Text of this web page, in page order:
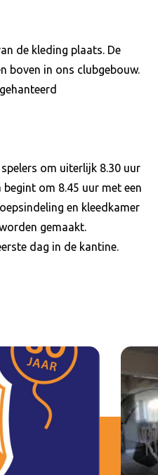
de kleding plaats. De
boven in ons clubgebouw.
om uiterlijk 8.30 uur
om 8.45 uur met een
en kleedkamer
gemaakt.
dag in de kantine.